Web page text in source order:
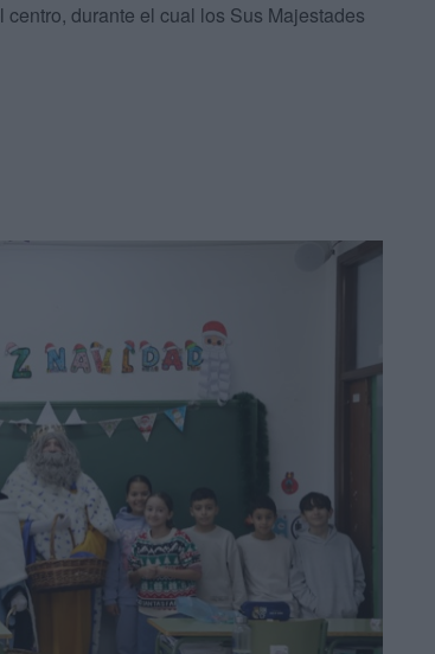
durante el cual los Sus Majestades